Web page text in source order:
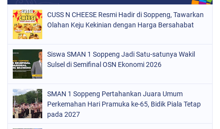
NASIONAL (1021)
ORGANISASI
PERISTIWA
POLITIK (220)
POLRI
SOPPENG
SULSEL (846)
CUSS N CHEESE Resmi Hadir di Soppeng, Tawarkan
Olahan Keju Kekinian dengan Harga Bersahabat
Siswa SMAN 1 Soppeng Jadi Satu-satunya Wakil
Sulsel di Semifinal OSN Ekonomi 2026
SMAN 1 Soppeng Pertahankan Juara Umum
Perkemahan Hari Pramuka ke-65, Bidik Piala Tetap
pada 2027